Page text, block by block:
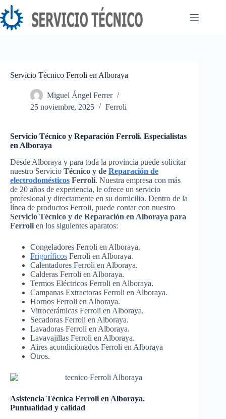
Saltar
al
contenido
Servicio Técnico Ferroli en Alboraya
Miguel Ángel Ferrer
25 noviembre, 2025
Ferroli
Servicio Técnico y Reparación Ferroli. Especialistas
en Alboraya
Desde Alboraya y para toda la provincia puede solicitar
nuestro Servicio Técnico y de Reparación de
electrodomésticos Ferroli. Nuestra empresa con más
de 20 años de experiencia, le ofrece un servicio
profesional y directamente en su domicilio. Dentro de la
línea de productos Ferroli, puede contar con nuestro
Servicio Técnico y de Reparación en Alboraya para
Ferroli en los siguientes aparatos:
Congeladores Ferroli en Alboraya.
Frigoríficos Ferroli en Alboraya.
Calentadores Ferroli en Alboraya.
Calderas Ferroli en Alboraya.
Termos Eléctricos Ferroli en Alboraya.
Campanas Extractoras Ferroli en Alboraya.
Hornos Ferroli en Alboraya.
Vitrocerámicas Ferroli en Alboraya.
Secadoras Ferroli en Alboraya.
Lavadoras Ferroli en Alboraya.
Lavavajillas Ferroli en Alboraya.
Aires acondicionados Ferroli en Alboraya
Otros.
Asistencia Técnica Ferroli en Alboraya.
Puntualidad y calidad